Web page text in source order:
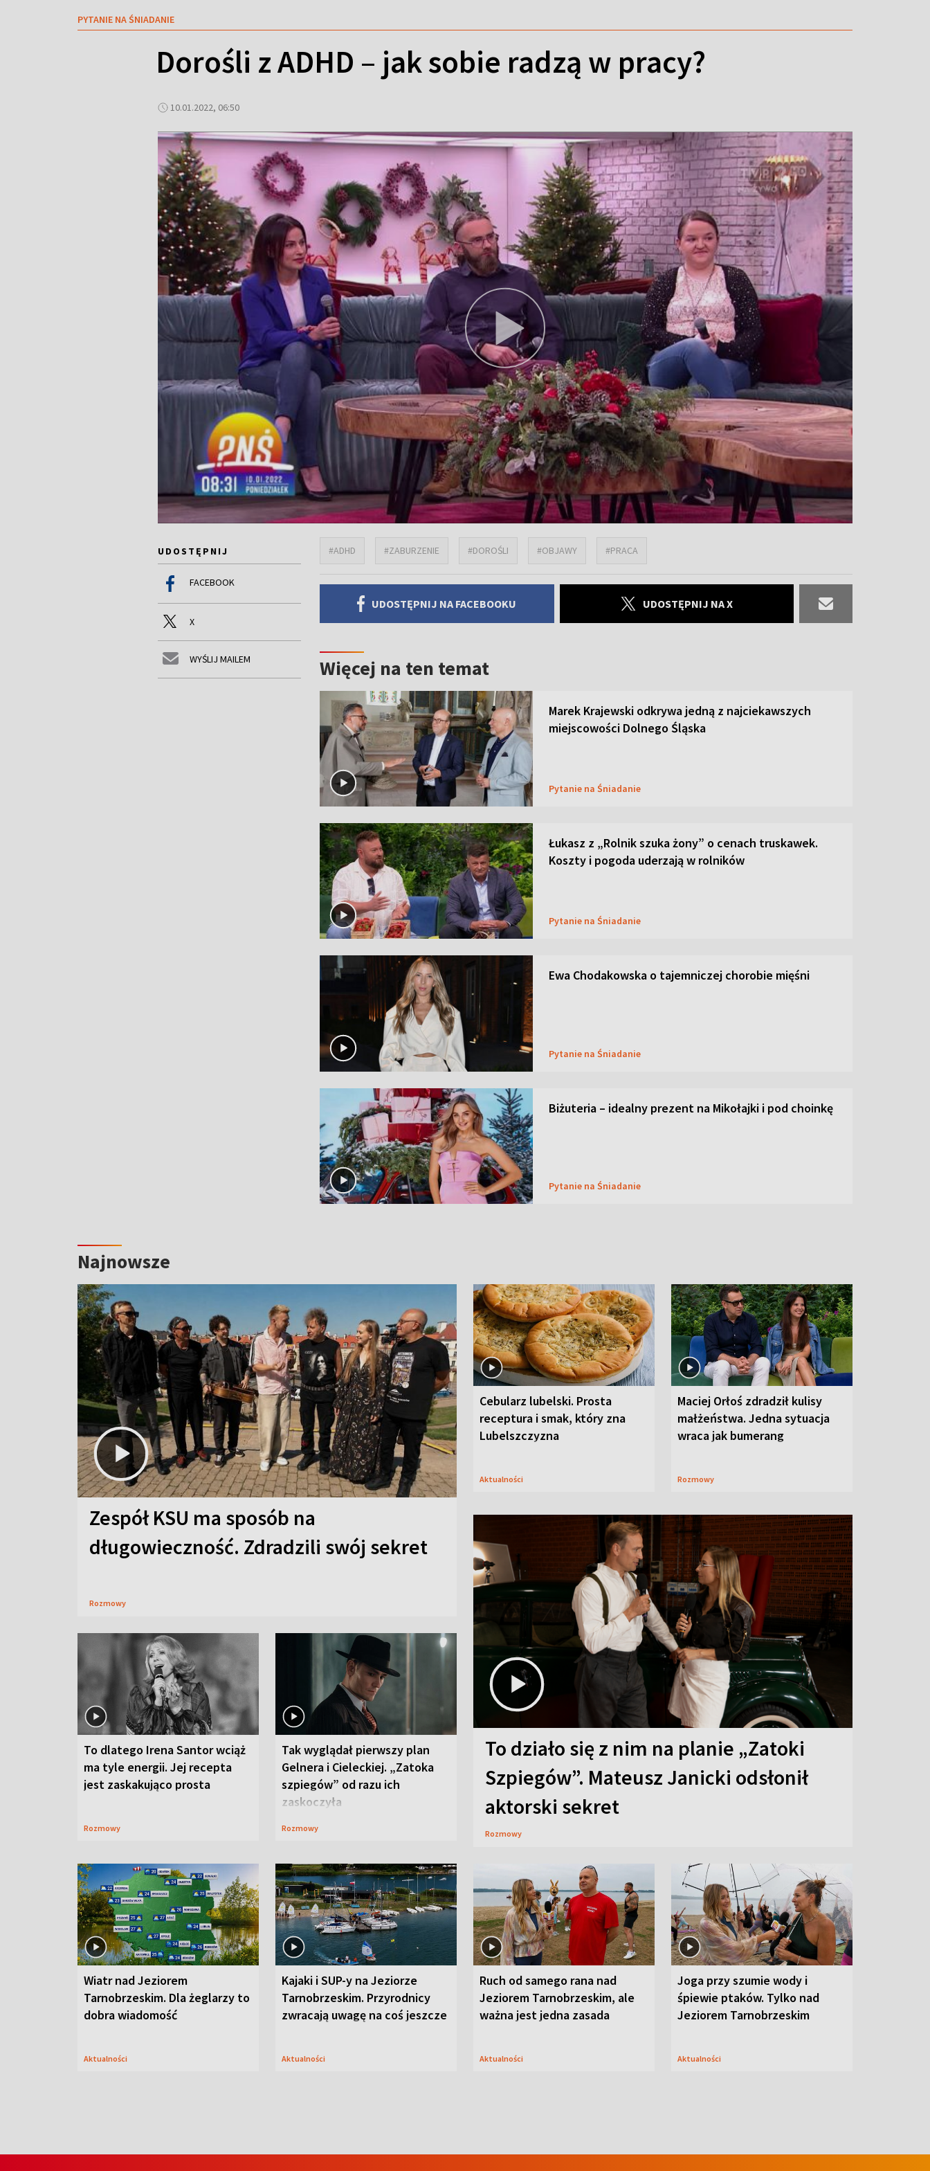
PYTANIE NA ŚNIADANIE
Dorośli z ADHD – jak sobie radzą w pracy?
10.01.2022, 06:50
UDOSTĘPNIJ
FACEBOOK
X
WYŚLIJ MAILEM
#ADHD #ZABURZENIE #DOROŚLI #OBJAWY #PRACA
UDOSTĘPNIJ NA FACEBOOKU UDOSTĘPNIJ NA X
Więcej na ten temat
Marek Krajewski odkrywa jedną z najciekawszych
miejscowości Dolnego Śląska
Pytanie na Śniadanie
Łukasz z „Rolnik szuka żony” o cenach truskawek.
Koszty i pogoda uderzają w rolników
Pytanie na Śniadanie
Ewa Chodakowska o tajemniczej chorobie mięśni
Pytanie na Śniadanie
Biżuteria – idealny prezent na Mikołajki i pod choinkę
Pytanie na Śniadanie
Najnowsze
Zespół KSU ma sposób na
długowieczność. Zdradzili swój sekret
Rozmowy
Cebularz lubelski. Prosta
receptura i smak, który zna
Lubelszczyzna
Aktualności
Maciej Orłoś zdradził kulisy
małżeństwa. Jedna sytuacja
wraca jak bumerang
Rozmowy
To dlatego Irena Santor wciąż
ma tyle energii. Jej recepta
jest zaskakująco prosta
Rozmowy
Tak wyglądał pierwszy plan
Gelnera i Cieleckiej. „Zatoka
szpiegów” od razu ich
zaskoczyła
Rozmowy
To działo się z nim na planie „Zatoki
Szpiegów”. Mateusz Janicki odsłonił
aktorski sekret
Rozmowy
Wiatr nad Jeziorem
Tarnobrzeskim. Dla żeglarzy to
dobra wiadomość
Aktualności
Kajaki i SUP-y na Jeziorze
Tarnobrzeskim. Przyrodnicy
zwracają uwagę na coś jeszcze
Aktualności
Ruch od samego rana nad
Jeziorem Tarnobrzeskim, ale
ważna jest jedna zasada
Aktualności
Joga przy szumie wody i
śpiewie ptaków. Tylko nad
Jeziorem Tarnobrzeskim
Aktualności